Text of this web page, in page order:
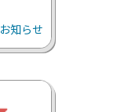
お知らせ